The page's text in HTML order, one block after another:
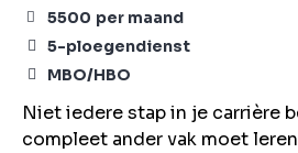
5500 per maand
5-ploegendienst
MBO/HBO
Niet iedere stap in je carrière
compleet ander vak moet